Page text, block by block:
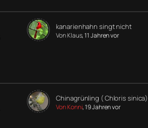
kanarienhahn singt nicht
Von Klaus, 11 Jahren vor
Chinagrünling ( Chloris sinica)
Von Konni, 19 Jahren vor